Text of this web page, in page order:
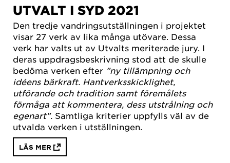
UTVALT I SYD 2021
Den tredje vandringsutställningen i projektet
visar 27 verk av lika många utövare. Dessa
verk har valts ut av Utvalts meriterade jury. I
deras uppdragsbeskrivning stod att de skulle
bedöma verken efter ”ny tillämpning och
idéens bärkraft. Hantverksskicklighet,
utförande och tradition samt föremålets
förmåga att kommentera, dess utstrålning och
egenart”. Samtliga kriterier uppfylls väl av de
utvalda verken i utställningen.
LÄS MER